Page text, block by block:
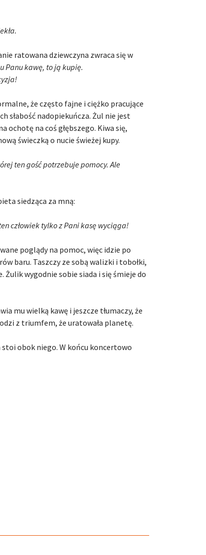
ratowana dziewczyna zwraca się w
Panu kawę, to ją kupię.
że często fajne i ciężko pracujące
słabość nadopiekuńcza. Żul nie jest
ochotę na coś głębszego. Kiwa się,
świeczką o nucie świeżej kupy.
ten gość potrzebuje pomocy. Ale
siedząca za mną:
człowiek tylko z Pani kasę wyciąga!
poglądy na pomoc, więc idzie po
baru. Taszczy ze sobą walizki i tobołki,
Żulik wygodnie sobie siada i się śmieje do
mu wielką kawę i jeszcze tłumaczy, że
z triumfem, że uratowała planetę.
stoi obok niego. W końcu koncertowo